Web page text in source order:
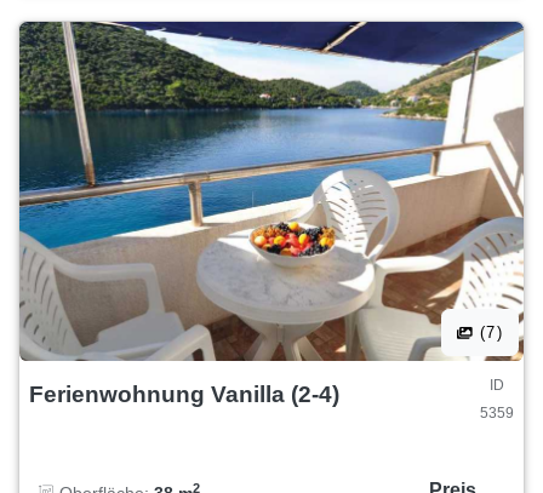
(7)
Ferienwohnung Vanilla (2-4)
ID
5359
2